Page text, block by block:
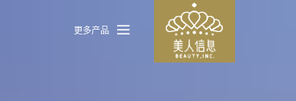

更多产品